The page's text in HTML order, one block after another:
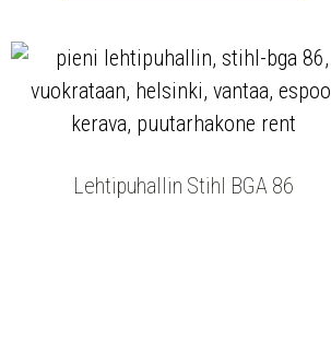
Lehtipuhallin Stihl BGA 86